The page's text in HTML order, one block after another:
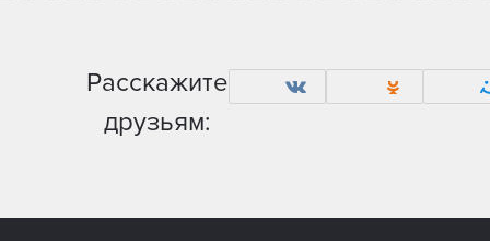
Расскажите
друзьям: